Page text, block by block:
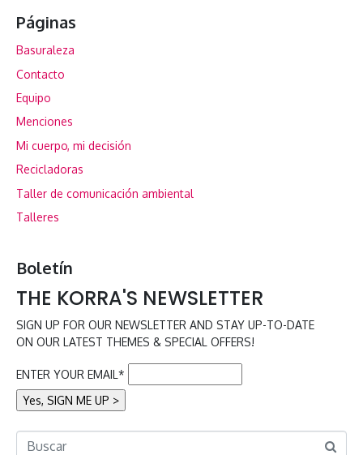
Páginas
Basuraleza
Contacto
Equipo
Menciones
Mi cuerpo, mi decisión
Recicladoras
Taller de comunicación ambiental
Talleres
Boletín
THE KORRA'S NEWSLETTER
SIGN UP FOR OUR NEWSLETTER AND STAY UP-TO-DATE
ON OUR LATEST THEMES & SPECIAL OFFERS!
ENTER YOUR EMAIL*